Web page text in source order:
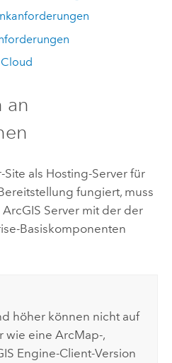
an
-Site als Hosting-Server für
fungiert, muss
ArcGIS Servermit der der
-Basiskomponenten
höher können nicht auf
wie eine ArcMap-,
Engine-Client-Version